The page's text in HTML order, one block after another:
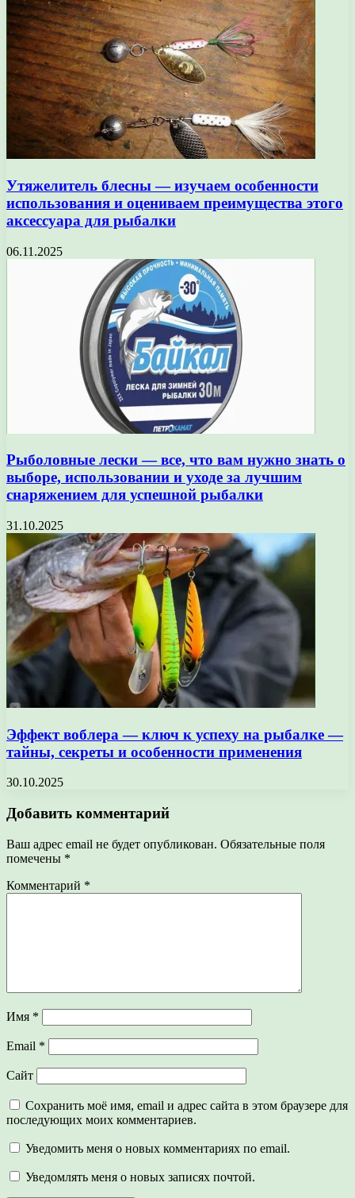
Утяжелитель блесны — изучаем особенности
использования и оцениваем преимущества этого
аксессуара для рыбалки
06.11.2025
Рыболовные лески — все, что вам нужно знать о
выборе, использовании и уходе за лучшим
снаряжением для успешной рыбалки
31.10.2025
Эффект воблера — ключ к успеху на рыбалке —
тайны, секреты и особенности применения
30.10.2025
Добавить комментарий
Ваш адрес email не будет опубликован. Обязательные поля
помечены *
Комментарий *
Имя *
Email *
Сайт
Сохранить моё имя, email и адрес сайта в этом браузере для
последующих моих комментариев.
Уведомить меня о новых комментариях по email.
Уведомлять меня о новых записях почтой.